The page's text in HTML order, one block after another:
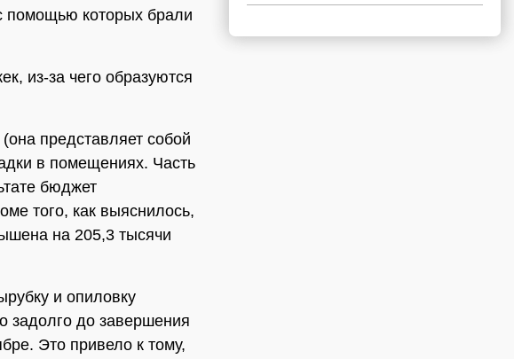
помощью которых брали
из-за чего образуются
представляет собой
в помещениях. Часть
бюджет
того, как выяснилось,
на 205,3 тысячи
и опиловку
задолго до завершения
Это привело к тому,